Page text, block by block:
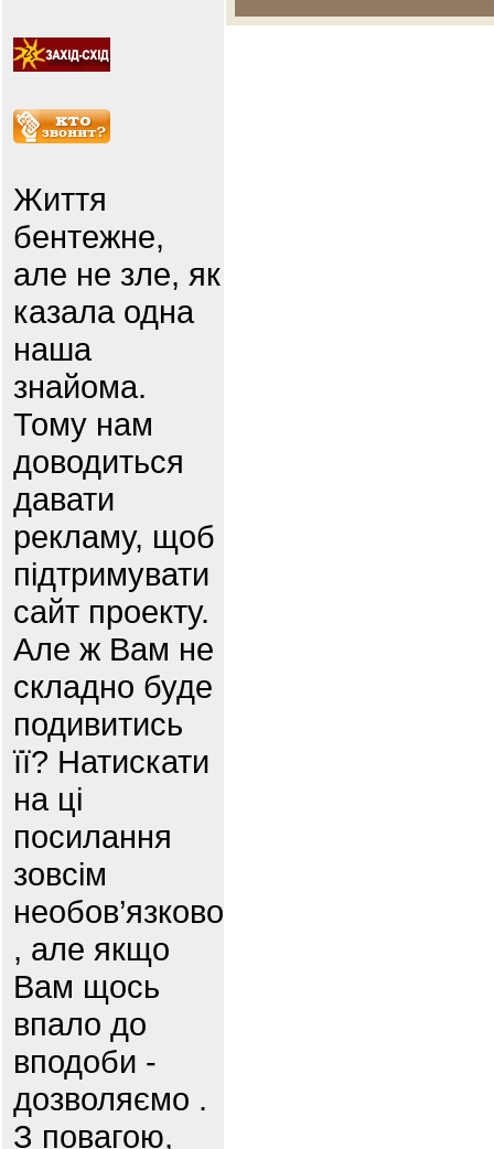
Життя
бентежне,
але не зле, як
казала одна
наша
знайома.
Тому нам
доводиться
давати
рекламу, щоб
підтримувати
сайт проекту.
Але ж Вам не
складно буде
подивитись
її? Натискати
на ці
посилання
зовсім
необов’язково
, але якщо
Вам щось
впало до
вподоби -
дозволяємо .
З повагою,